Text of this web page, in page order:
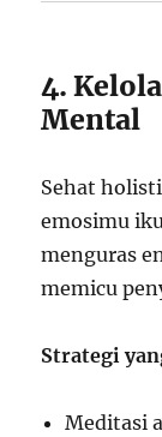
4.
Mental
Sehat
emosimu
menguras
memicu
Strategi
Meditasi